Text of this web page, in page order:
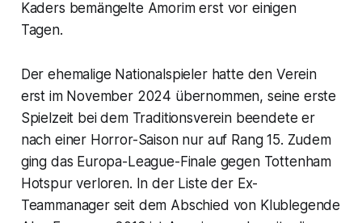
Kaders bemängelte Amorim erst vor einigen
Tagen.
Der ehemalige Nationalspieler hatte den Verein
erst im November 2024 übernommen, seine erste
Spielzeit bei dem Traditionsverein beendete er
nach einer Horror-Saison nur auf Rang 15. Zudem
ging das Europa-League-Finale gegen Tottenham
Hotspur verloren. In der Liste der Ex-
Teammanager seit dem Abschied von Klublegende